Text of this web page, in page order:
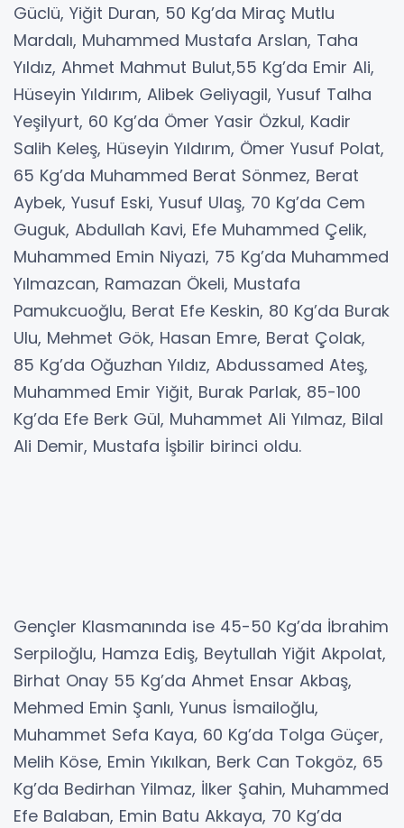
Güclü, Yiğit Duran, 50 Kg’da Miraç Mutlu
Mardalı, Muhammed Mustafa Arslan, Taha
Yıldız, Ahmet Mahmut Bulut,55 Kg’da Emir Ali,
Hüseyin Yıldırım, Alibek Geliyagil, Yusuf Talha
Yeşilyurt, 60 Kg’da Ömer Yasir Özkul, Kadir
Salih Keleş, Hüseyin Yıldırım, Ömer Yusuf Polat,
65 Kg’da Muhammed Berat Sönmez, Berat
Aybek, Yusuf Eski, Yusuf Ulaş, 70 Kg’da Cem
Guguk, Abdullah Kavi, Efe Muhammed Çelik,
Muhammed Emin Niyazi, 75 Kg’da Muhammed
Yılmazcan, Ramazan Ökeli, Mustafa
Pamukcuoğlu, Berat Efe Keskin, 80 Kg’da Burak
Ulu, Mehmet Gök, Hasan Emre, Berat Çolak,
85 Kg’da Oğuzhan Yıldız, Abdussamed Ateş,
Muhammed Emir Yiğit, Burak Parlak, 85-100
Kg’da Efe Berk Gül, Muhammet Ali Yılmaz, Bilal
Ali Demir, Mustafa İşbilir birinci oldu.
Gençler Klasmanında ise 45-50 Kg’da İbrahim
Serpiloğlu, Hamza Ediş, Beytullah Yiğit Akpolat,
Birhat Onay 55 Kg’da Ahmet Ensar Akbaş,
Mehmed Emin Şanlı, Yunus İsmailoğlu,
Muhammet Sefa Kaya, 60 Kg’da Tolga Güçer,
Melih Köse, Emin Yıkılkan, Berk Can Tokgöz, 65
Kg’da Bedirhan Yilmaz, İlker Şahin, Muhammed
Efe Balaban, Emin Batu Akkaya, 70 Kg’da